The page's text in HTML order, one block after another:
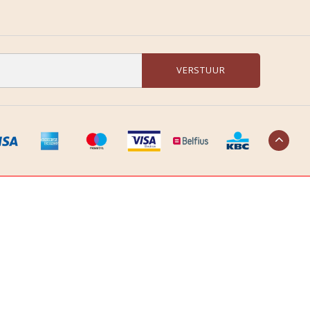
VERSTUUR